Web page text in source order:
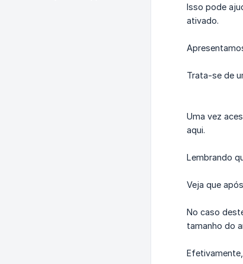
Isso pode
ativado.
Trata-se de
Uma vez
aqui.
Lembrando
Veja que
No caso
tamanho do